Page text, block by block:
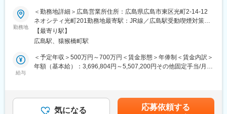
ご利用者への提供・回収・請求まで全て弊社で受け持っておりま
す。そのため医療・介護施設の業務負担の軽減もでき多くのメリ
ットがあります。拠点は北海道から九州まで展開し、毎年増収・
増益と確実に業績伸長しています。
変更の範囲：会社の定める業務
を図るため、このたび新たな仲間をお迎えすることとなりまし
た。
■業務詳細：
病院や介護施設に向けて、入院・入所時に必要な衣類やタオル、
日用品などをレンタルできる「アメニティサポートシステム」を
提案する営業です。ニーズに応じて、人材派遣・紹介サービスや
献性も高く、今後の高齢化社会において成長が見込める成長産業
です。 また、病院や介護施設の業務軽減に貢献する事で、患者
勤務地
＜勤務地詳細＞広島営業所住所：広島県広島市東区光町2-14-12
ネオシティ光町201勤務地最寄駅：JR線／広島駅受動喫煙対策：
屋内全面禁煙変更の範囲：会社の定める事業所
【最寄り駅】
広島駅、猿猴橋町駅
給与
＜予定年収＞500万円～700万円＜賃金形態＞年俸制＜賃金内訳＞
年額（基本給）：3,696,804円～5,507,200円その他固定手当/月：
無＞有＜残業手当＞有＜給与補足＞・年収：月額×12ヵ月分・評
価：年2回（4月・10月/売上実績だけでなく取り組み姿勢や提案プ
気になる 応募依頼する